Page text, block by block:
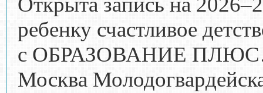
ребенку счастливое
с ОБРАЗОВАНИЕ
Москва